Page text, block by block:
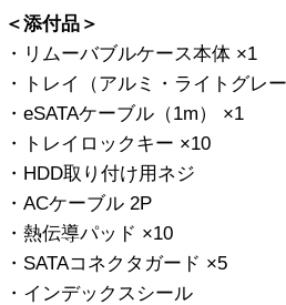
＜添付品＞
・リムーバブルケース本体 ×1
・トレイ（アルミ・ライトグレ
・eSATAケーブル（1m） ×1
・トレイロックキー ×10
・HDD取り付け用ネジ
・ACケーブル 2P
・熱伝導パッド ×10
・SATAコネクタガード ×5
・インデックスシール